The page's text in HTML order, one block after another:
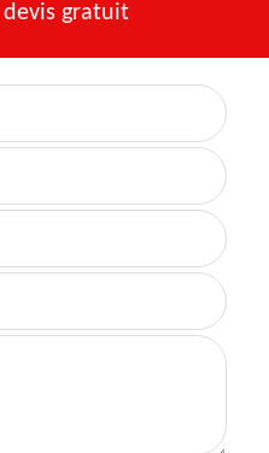
gratuit